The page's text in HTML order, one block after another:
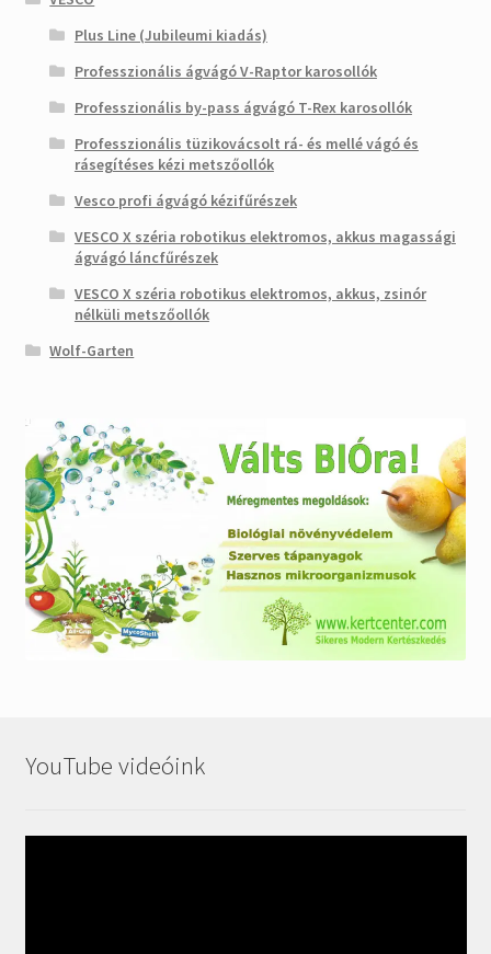
Plus Line (Jubileumi kiadás)
Professzionális ágvágó V-Raptor karosollók
Professzionális by-pass ágvágó T-Rex karosollók
Professzionális tüzikovácsolt rá- és mellé vágó és
rásegítéses kézi metszőollók
Vesco profi ágvágó kézifűrészek
VESCO X széria robotikus elektromos, akkus magassági
ágvágó láncfűrészek
VESCO X széria robotikus elektromos, akkus, zsinór
nélküli metszőollók
Wolf-Garten
YouTube videóink